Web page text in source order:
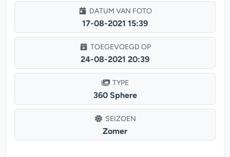
DATUM VAN FOTO
17-08-2021 15:39
TOEGEVOEGD OP
24-08-2021 20:39
TYPE
360 Sphere
SEIZOEN
Zomer